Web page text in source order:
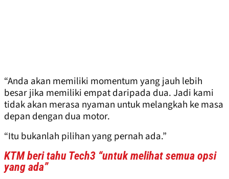
“Anda akan memiliki momentum yang jauh lebih
besar jika memiliki empat daripada dua. Jadi kami
tidak akan merasa nyaman untuk melangkah ke masa
depan dengan dua motor.
“Itu bukanlah pilihan yang pernah ada.”
KTM beri tahu Tech3 “untuk melihat semua opsi
yang ada”